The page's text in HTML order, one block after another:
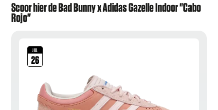
Scoor hier de Bad Bunny x Adidas Gazelle Indoor "Cabo
Rojo"
JUL
26